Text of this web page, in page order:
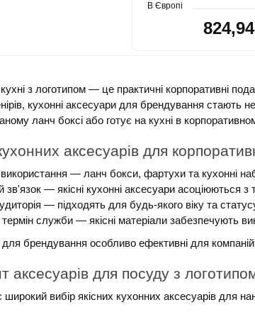
В Європі
з логотипом — це практичні корпоративні
кухонні аксесуари для брендування стають
ланч боксі або готує на кухні в
аксесуарів для
— ланч бокси, фартухи та кухонні
зв'язок — якісні кухонні аксесуари
— підходять для будь-якого віку та
служби — якісні матеріали забезпечують
брендування особливо ефективні для компаній
аксесуарів для посуду з
вибір якісних кухонних аксесуарів для